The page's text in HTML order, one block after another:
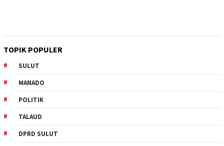
TOPIK POPULER
SULUT
MANADO
POLITIK
TALAUD
DPRD SULUT